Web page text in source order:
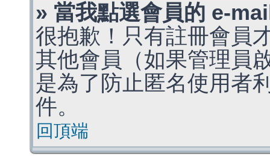
» 當我點選會員的 e-
很抱歉！只有註冊會員
其他會員（如果管理員
是為了防止匿名使用者
件。
回頂端